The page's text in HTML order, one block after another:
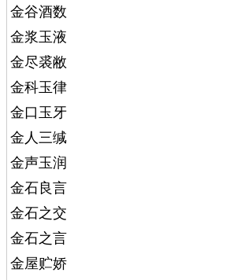
金谷酒数
金浆玉液
金尽裘敝
金科玉律
金口玉牙
金人三缄
金声玉润
金石良言
金石之交
金石之言
金屋贮娇